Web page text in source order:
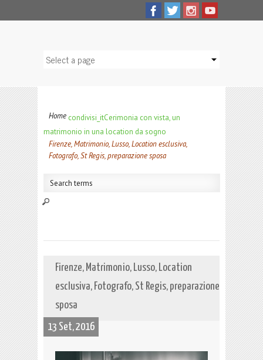
Home condivisi_itCerimonia con vista, un
matrimonio in una location da sogno
Firenze, Matrimonio, Lusso, Location esclusiva,
Fotografo, St Regis, preparazione sposa
Firenze, Matrimonio, Lusso, Location
esclusiva, Fotografo, St Regis, preparazione
sposa
13 Set, 2016